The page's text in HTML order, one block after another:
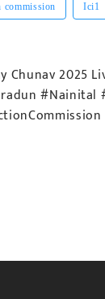
commission Ici1
2025
#Nainital